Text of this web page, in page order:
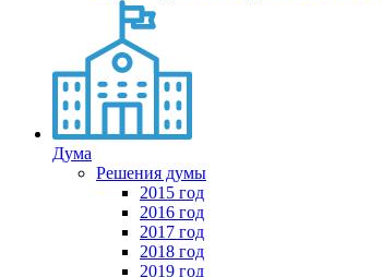
Дума
Решения думы
2015 год
2016 год
2017 год
2018 год
2019 год